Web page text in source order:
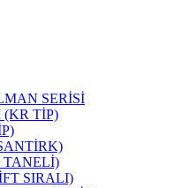
SERİSİ
(KR TİP)
TANELİ)
SIRALI)